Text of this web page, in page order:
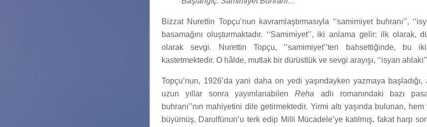
Bizzat Nurettin Topçu’nun kavramlaştırmasıyla ‘‘samimiyet buhranı’’,
basamağını oluşturmaktadır. ‘‘Samimiyet’’, iki anlama gelir: ilk olarak,
olarak sevgi. Nurettin Topçu, ‘‘samimiyet’’ten bahsettiğinde, bu
kastetmektedir. O hâlde, mutlak bir dürüstlük ve sevgi arayışı, ‘‘isyan
Topçu’nun, 1926’da yani daha on yedi yaşındayken yazmaya başladığı,
uzun yıllar sonra yayımlanabilenReha adlı romanındaki bazı
buhranı’’nın mahiyetini dile getirmektedir. Yirmi altı yaşında bulunan,
büyümüş, Darulfünun’u terk edip Milli Mücadele’ye katılmış, fakat harp